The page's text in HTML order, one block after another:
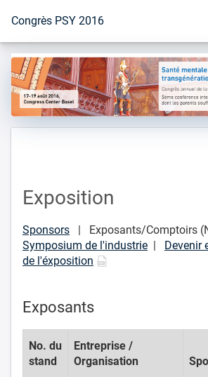
Vers la page d'accueil
Congrès PSY 2016
Exposition
Sponsors | Exposants/Comptoirs
Symposium de l'industrie | Devenir
de l'éxposition
Exposants
No. du
stand
Entreprise /
Organisation